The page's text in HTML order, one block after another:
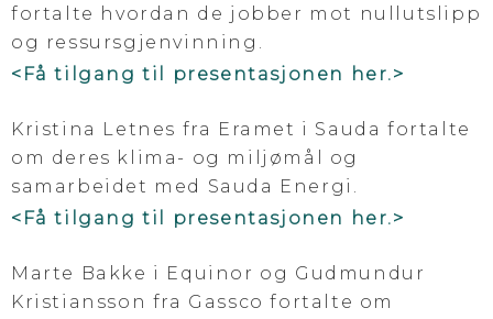
fortalte hvordan de jobber mot nullutslipp
og ressursgjenvinning.
<Få tilgang til presentasjonen her.>
Kristina Letnes fra Eramet i Sauda fortalte
om deres klima- og miljømål og
samarbeidet med Sauda Energi.
<Få tilgang til presentasjonen her.>
Marte Bakke i Equinor og Gudmundur
Kristiansson fra Gassco fortalte om